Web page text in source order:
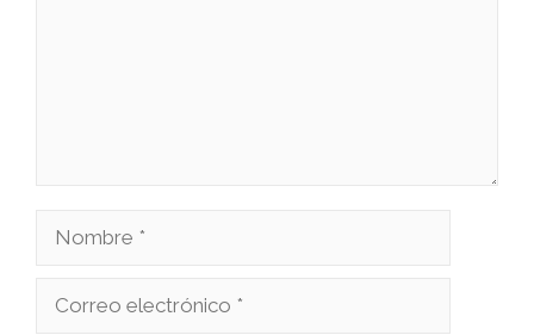
Nombre
Correo